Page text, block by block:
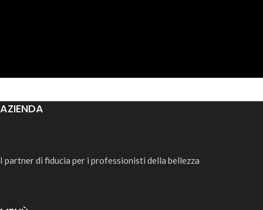
AZIENDA
I partner di fiducia per i professionisti della bellezza